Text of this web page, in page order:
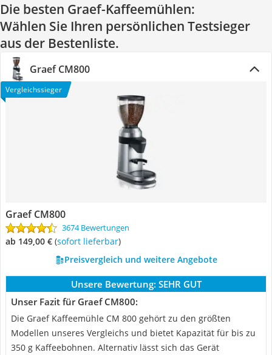
Die besten Graef-Kaffeemühlen:
Wählen Sie Ihren persönlichen Testsieger
aus der Bestenliste.
Graef CM800
Vergleichssieger
Graef CM800
3674 Bewertungen
ab 149,00 € ( Sofort lieferbar)
Preisvergleich und weitere Angebote
Unsere Bewertung: SEHR GUT
Unser Fazit für Graef CM800:
Die Graef Kaffeemühle CM 800 gehört zu den größten
Modellen unseres Vergleichs und bietet Kapazität für bis zu
350 g Kaffeebohnen. Alternativ lässt sich das Gerät